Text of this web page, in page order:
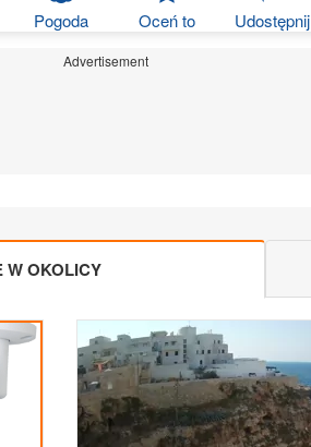
Pogoda Oceń to Udostępnij
Advertisement
W OKOLICY